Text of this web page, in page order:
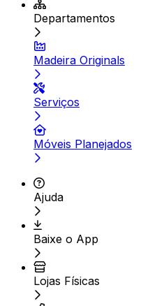
Departamentos
Madeira Originals
Serviços
Móveis Planejados
Ajuda
Baixe o App
Lojas Físicas